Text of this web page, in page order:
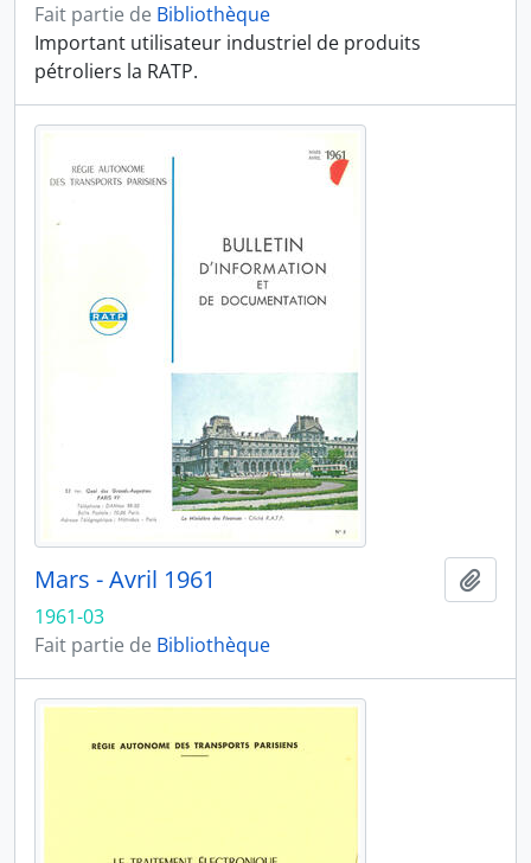
Fait partie de Bibliothèque
Important utilisateur industriel de produits
pétroliers la RATP.
Mars - Avril 1961
1961-03
Fait partie de Bibliothèque